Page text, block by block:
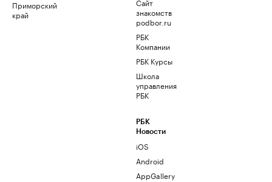
Приморский
край
знакомств
podbor.ru
РБК
Компании
РБК Курсы
Школа
управления
РБК
РБК
Новости
iOS
Android
AppGallery